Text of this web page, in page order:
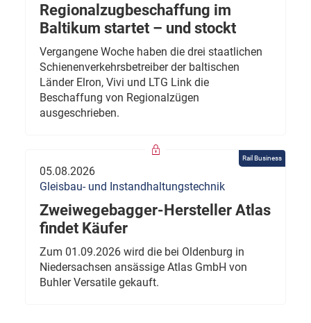
Regionalzugbeschaffung im
Baltikum startet – und stockt
Vergangene Woche haben die drei staatlichen
Schienenverkehrsbetreiber der baltischen
Länder Elron, Vivi und LTG Link die
Beschaffung von Regionalzügen
ausgeschrieben.
Rail Business
05.08.2026
Gleisbau- und Instandhaltungstechnik
Zweiwegebagger-Hersteller Atlas
findet Käufer
Zum 01.09.2026 wird die bei Oldenburg in
Niedersachsen ansässige Atlas GmbH von
Buhler Versatile gekauft.